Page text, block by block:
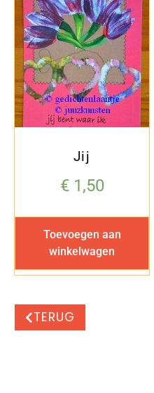
Jij
€1,50
Toevoegen aan
winkelwagen
TERUG